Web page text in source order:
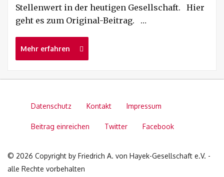
Stellenwert in der heutigen Gesellschaft. Hier
geht es zum Original-Beitrag. …
Mehr erfahren
Datenschutz Kontakt Impressum
Beitrag einreichen Twitter Facebook
© 2026 Copyright by Friedrich A. von Hayek-Gesellschaft e.V. -
alle Rechte vorbehalten